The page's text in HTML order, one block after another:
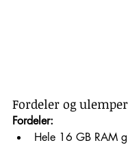
Fordeler og ulemper
Fordeler:
Hele 16 GB RAM